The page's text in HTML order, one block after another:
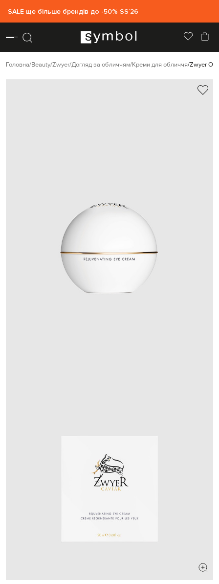
SALE ще більше брендів до -50% SS`26
Головна Beauty Zwyer Догляд за обличчям Креми для обличчя Zwyer